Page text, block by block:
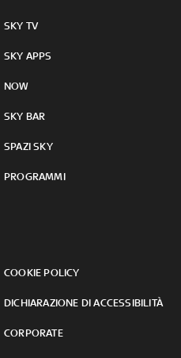
SKY TV
SKY APPS
NOW
SKY BAR
SPAZI SKY
PROGRAMMI
COOKIE POLICY
DICHIARAZIONE DI ACCESSIBILITÀ
CORPORATE